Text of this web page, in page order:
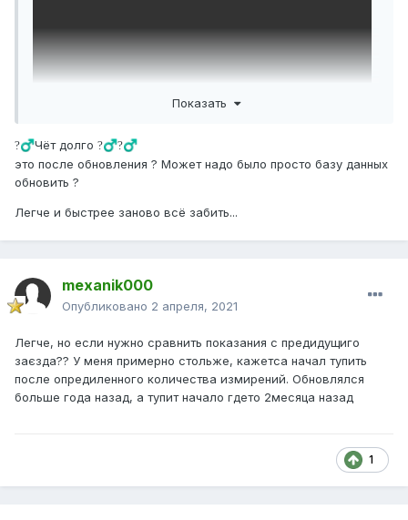
Около 6 минут поиск занял. Делал видео, но оно много
весит.
Показать
?‍♂️Чёт долго ?‍♂️?‍♂️
это после обновления ? Может надо было просто базу данных
обновить ?
Легче и быстрее заново всё забить...
mexanik000
Опубликовано 2 апреля, 2021
Легче, но если нужно сравнить показания с предидущиго
заєзда?? У меня примерно стольже, кажетса начал тупить
после опредиленного количества измирений. Обновлялся
больше года назад, а тупит начало гдето 2месяца назад
1